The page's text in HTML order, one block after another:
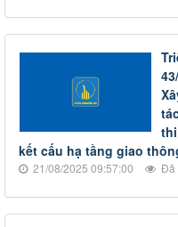
kết cấu hạ tầng giao
21/08/2025 09:57:00 Đã